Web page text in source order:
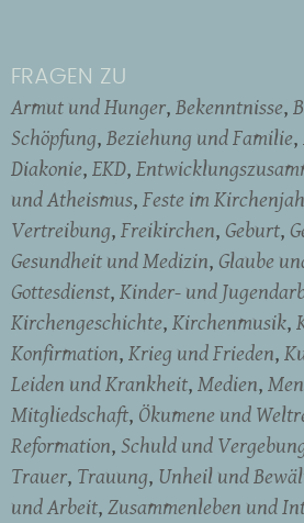
FRAGEN ZU
Armut und Hunger Bekenntnisse
Schöpfung Beziehung und Familie
Diakonie EKD
und Atheismus Feste im
Vertreibung Freikirchen Geburt
Gesundheit und Medizin Glaube
Gottesdienst Kinder- und
Kirchengeschichte Kirchenmusik
Konfirmation Krieg und Frieden
Leiden und Krankheit Medien
Mitgliedschaft Ökumene und
Reformation Schuld und
Trauer Trauung Unheil und
und Arbeit Zusammenleben und